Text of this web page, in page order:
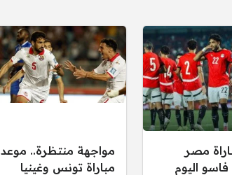
مصر
فاسو اليوم
مواجهة منتظرة.. موعد
مباراة تونس وغينيا